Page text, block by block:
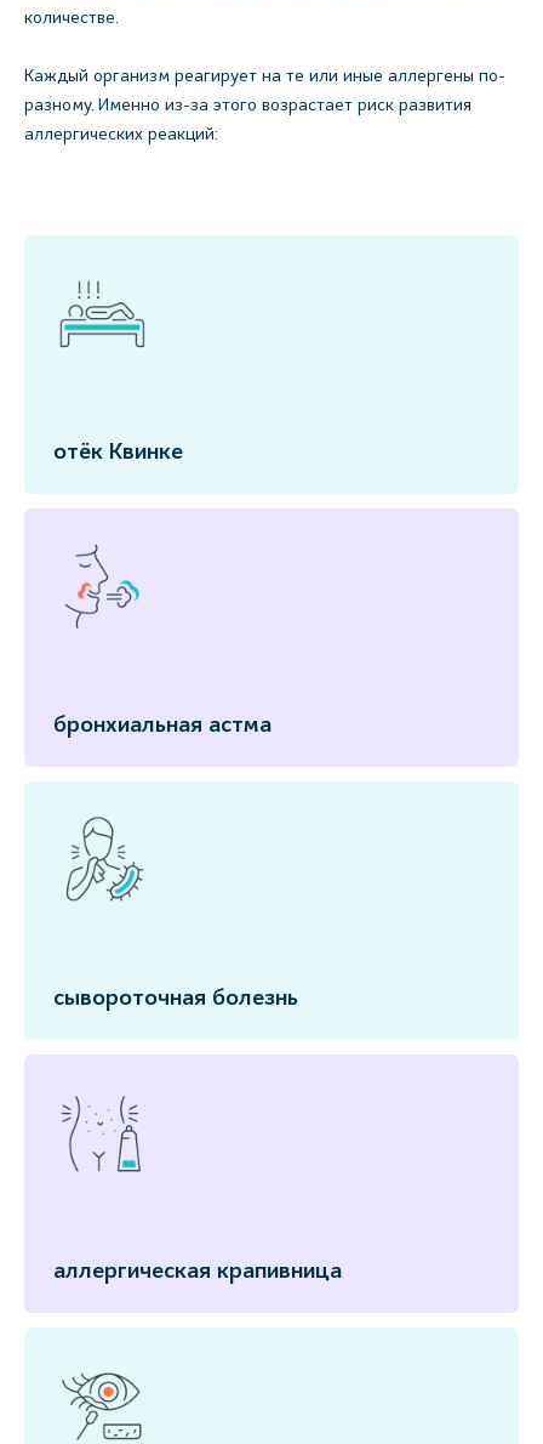
количестве.
Каждый организм реагирует на те или иные аллергены по-
разному. Именно из-за этого возрастает риск развития
аллергических реакций:
отёк Квинке
бронхиальная астма
сывороточная болезнь
аллергическая крапивница